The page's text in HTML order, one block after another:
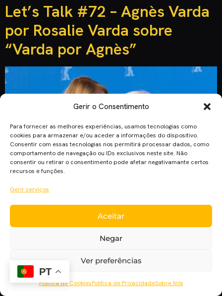
Gerir o Consentimento
Para fornecer as melhores experiências, usamos tecnologias como
cookies para armazenar e/ou aceder a informações do dispositivo.
Consentir com essas tecnologias nos permitirá processar dados, como
comportamento de navegação ou IDs exclusivos neste site. Não
consentir ou retirar o consentimento pode afetar negativamante certos
recursos e funções.
Gerir serviços
Aceitar
Negar
Ver preferências
Política de CookiesPolítica de PrivacidadeSobre Nós
Let’s Talk #72 – Agnès Varda
por Rosalie Varda sobre
“Varda por Agnès”
Nascida a 30 de Maio de 1928, a icónica realizadora Agnès
Varda terminou pouco antes de falecer o documentário
“Varda por Agnès”. O Cinema Planet conversou com a sua
filha Rosalie Varda. Não é comum termos a oportunidade de
ver um documentário em que o próprio autor explica os seus
filmes… “Varda por Agnès” é […]
PT